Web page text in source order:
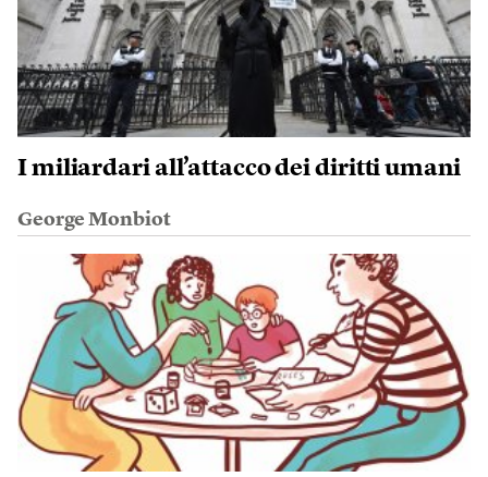
I miliardari all’attacco dei diritti umani
George Monbiot